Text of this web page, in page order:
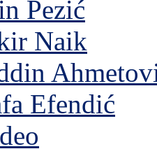
Pezić
Naik
Efendić